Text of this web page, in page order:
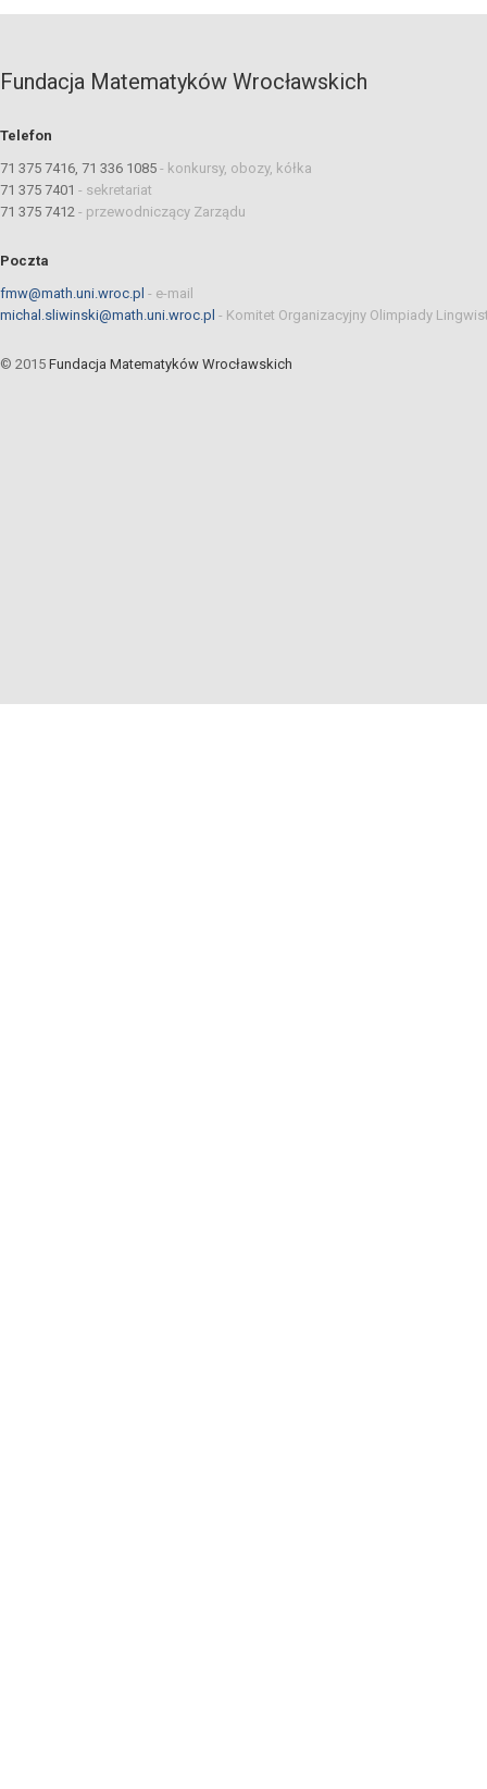
Fundacja Matematyków Wrocławskich
Telefon
71 375 7416, 71 336 1085 - konkursy, obozy, kółka
71 375 7401 - sekretariat
71 375 7412 - przewodniczący Zarządu
Poczta
fmw@math.uni.wroc.pl - e-mail
michal.sliwinski@math.uni.wroc.pl - Komitet Organizacyjny Olimpiady
© 2015 Fundacja Matematyków Wrocławskich